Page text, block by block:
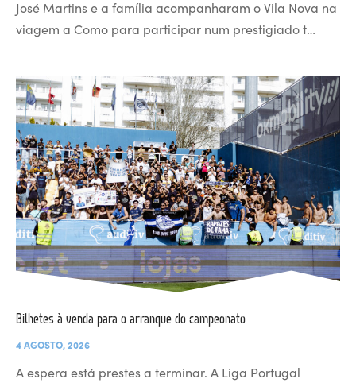
José Martins e a família acompanharam o Vila Nova na
viagem a Como para participar num prestigiado t…
Bilhetes à venda para o arranque do campeonato
4 AGOSTO, 2026
A espera está prestes a terminar. A Liga Portugal